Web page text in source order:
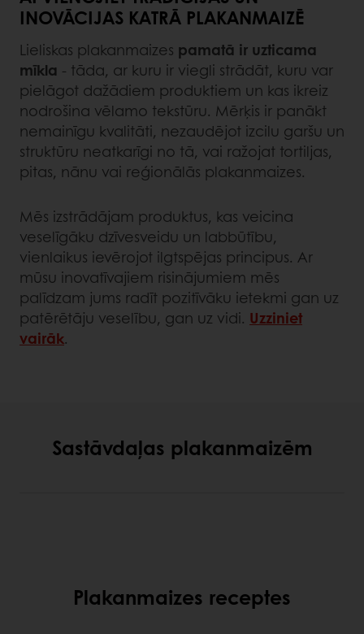
INOVĀCIJAS KATRĀ PLAKANMAIZĒ
Lieliskas plakanmaizes pamatā ir uzticama
mīkla - tāda, ar kuru ir viegli strādāt, kuru var
pielāgot dažādiem produktiem un kas ikreiz
nodrošina vēlamo tekstūru. Mērķis ir panākt
nemainīgu kvalitāti, nezaudējot izcilu garšu un
struktūru neatkarīgi no tā, vai ražojat tortiljas,
pitas, nānu vai reģionālās plakanmaizes.
Mēs izstrādājam produktus, kas veicina
veselīgāku dzīvesveidu un labbūtību,
vienlaikus ievērojot ilgtspējas principus. Ar
mūsu inovatīvajiem risinājumiem mēs
palīdzam jums radīt pozitīvāku ietekmi gan uz
patērētāju veselību, gan uz vidi. Uzziniet
vairāk.
Sastāvdaļas plakanmaizēm
Plakanmaizes receptes